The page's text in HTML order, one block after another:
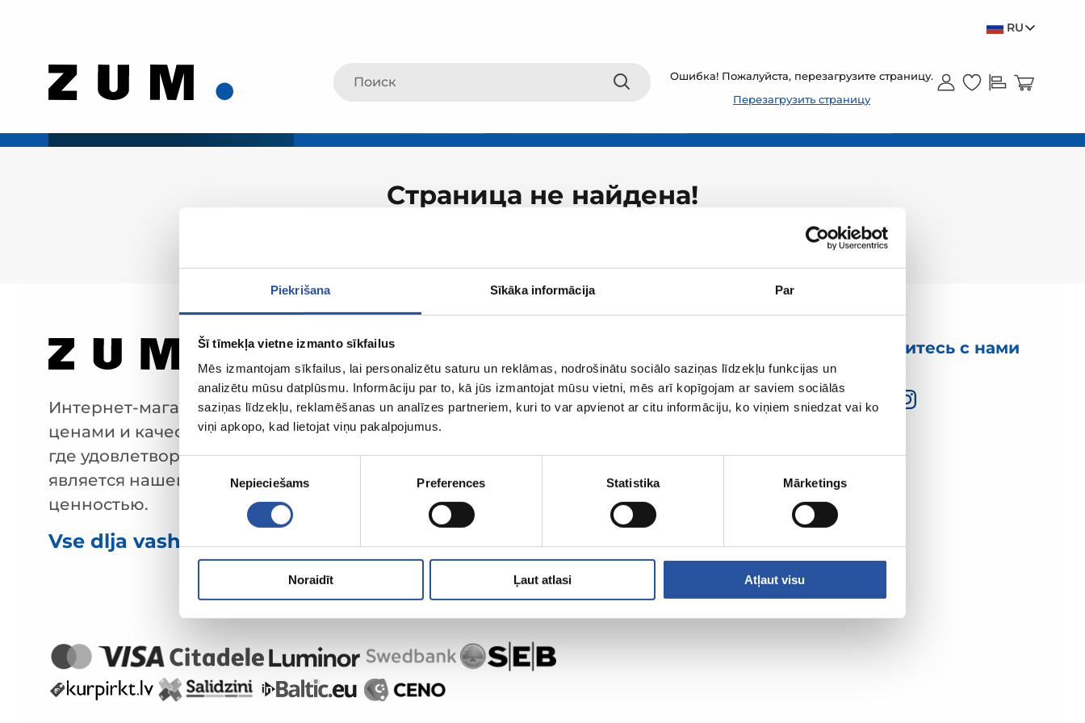
Piekrišana Sīkāka informācija Par
Šī tīmekļa vietne izmanto sīkfailus
Mēs izmantojam sīkfailus, lai personalizētu saturu un reklāmas, nodrošinātu sociālo saziņas līdzekļu funkcijas un
analizētu mūsu datplūsmu. Informāciju par to, kā jūs izmantojat mūsu vietni, mēs arī kopīgojam ar saviem sociālās
saziņas līdzekļu, reklamēšanas un analīzes partneriem, kuri to var apvienot ar citu informāciju, ko viņiem sniedzat vai ko
viņi apkopo, kad lietojat viņu pakalpojumus.
Piekrišanas
izvēle
Nepieciešams Preferences Statistika Mārketings
Noraidīt Ļaut atlasi Atļaut visu
RU
Ошибка! Пожалуйста, перезагрузите страницу.
Перезагрузить страницу
Страница не найдена!
Интернет-магазин с выгодными
ценами и качественными товарами,
где удовлетворённость клиента
является нашей главной
ценностью.
Vse dlja vashego doma i sada!
Свяжитесь с нами